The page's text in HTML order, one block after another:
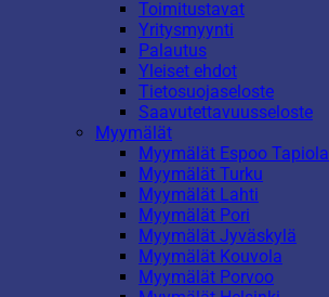
Toimitustavat
Yritysmyynti
Palautus
Yleiset ehdot
Tietosuojaseloste
Saavutettavuusseloste
Myymälät
Myymälät Espoo Tapiola
Myymälät Turku
Myymälät Lahti
Myymälät Pori
Myymälät Jyväskylä
Myymälät Kouvola
Myymälät Porvoo